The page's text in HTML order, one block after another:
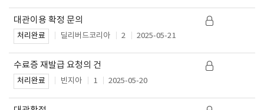
대관이용 확정 문의
처리완료 딜리버드코리아 2 2025-05-21
수료증 재발급 요청의 건
처리완료 빈지아 1 2025-05-20